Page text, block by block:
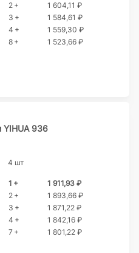
2 +
1 604,11 ₽
3 +
1 584,61 ₽
4 +
1 559,30 ₽
8 +
1 523,66 ₽
YIHUA 936
4 шт
1 +
1 911,93 ₽
2 +
1 893,66 ₽
3 +
1 871,22 ₽
4 +
1 842,16 ₽
7 +
1 801,22 ₽